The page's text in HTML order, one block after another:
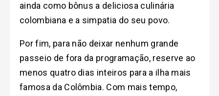
ainda como bônus a deliciosa culinária
colombiana e a simpatia do seu povo.
Por fim, para não deixar nenhum grande
passeio de fora da programação, reserve ao
menos quatro dias inteiros para a ilha mais
famosa da Colômbia. Com mais tempo,